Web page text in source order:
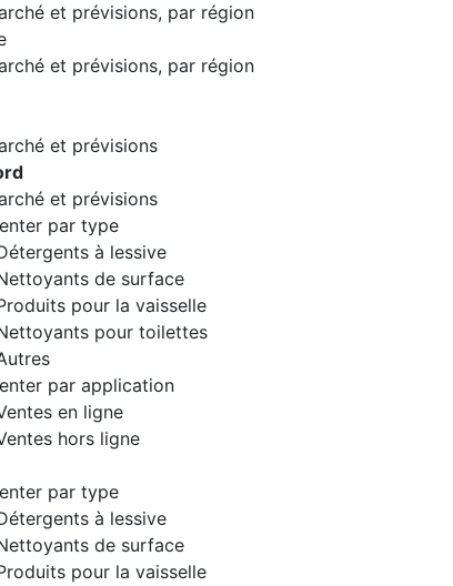
et prévisions, par région
et prévisions, par région
et prévisions
et prévisions
par type
à lessive
de surface
pour la vaisselle
pour toilettes
par application
en ligne
hors ligne
par type
à lessive
de surface
pour la vaisselle